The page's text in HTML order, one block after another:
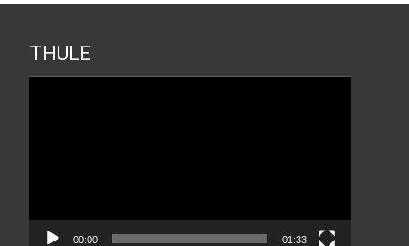
THULE
00:00 01:33